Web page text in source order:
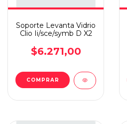
Soporte Levanta Vidrio
Clio Ii/sce/symb D X2
$6.271,00
COMPRAR